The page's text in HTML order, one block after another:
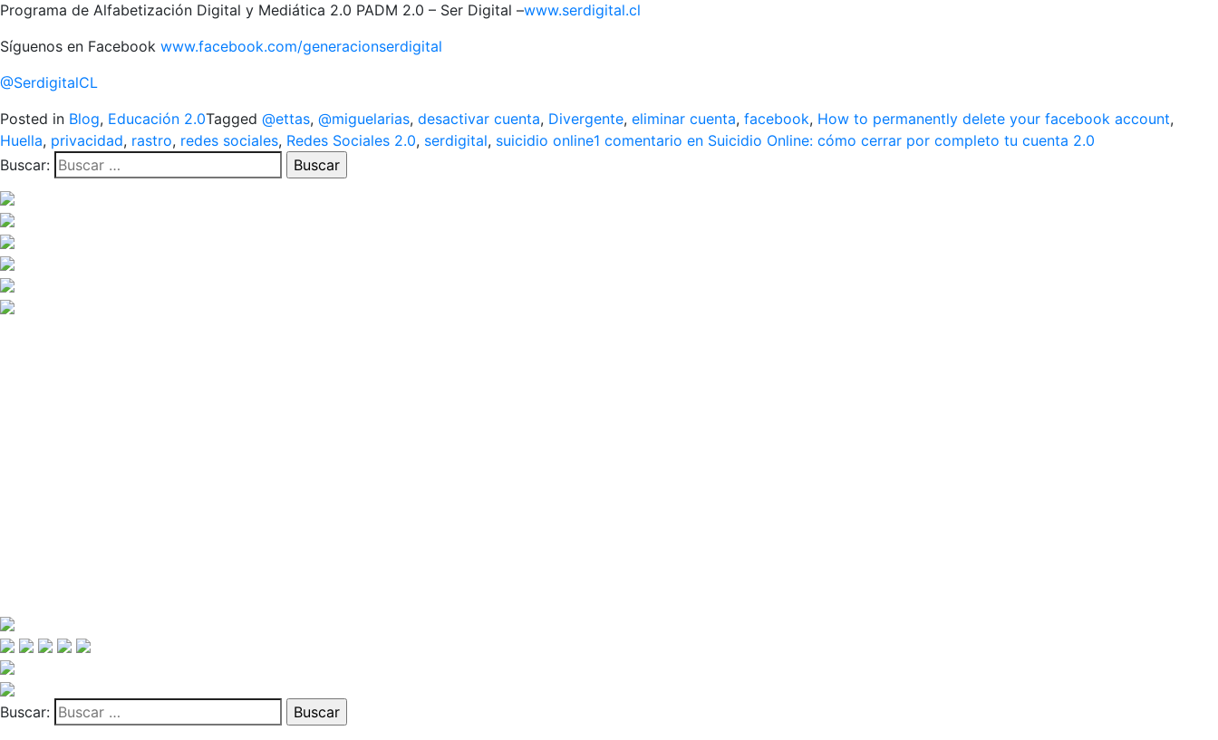
Programa de Alfabetización Digital y Mediática 2.0 PADM 2.0 – Ser Digital –www.serdigital.cl
Síguenos en Facebook www.facebook.com/generacionserdigital
@SerdigitalCL
Posted in Blog, Educación 2.0Tagged @ettas, @miguelarias, desactivar cuenta, Divergente, eliminar cuenta, facebook, How to permanently delete your facebook account,
Huella, privacidad, rastro, redes sociales, Redes Sociales 2.0, serdigital, suicidio online1 comentario en Suicidio Online: cómo cerrar por completo tu cuenta 2.0
Buscar:
Buscar: